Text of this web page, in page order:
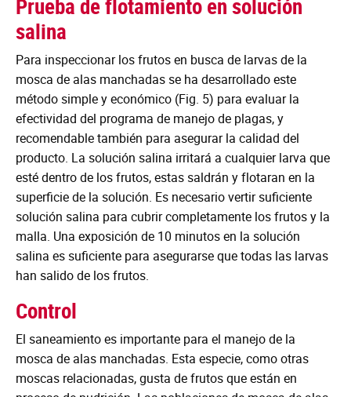
salina
Para inspeccionar los frutos en busca de larvas de la
mosca de alas manchadas se ha desarrollado este
método simple y económico (Fig. 5) para evaluar la
efectividad del programa de manejo de plagas, y
recomendable también para asegurar la calidad del
producto. La solución salina irritará a cualquier larva que
esté dentro de los frutos, estas saldrán y flotaran en la
superficie de la solución. Es necesario vertir suficiente
solución salina para cubrir completamente los frutos y la
malla. Una exposición de 10 minutos en la solución
salina es suficiente para asegurarse que todas las larvas
han salido de los frutos.
Control
El saneamiento es importante para el manejo de la
mosca de alas manchadas. Esta especie, como otras
moscas relacionadas, gusta de frutos que están en